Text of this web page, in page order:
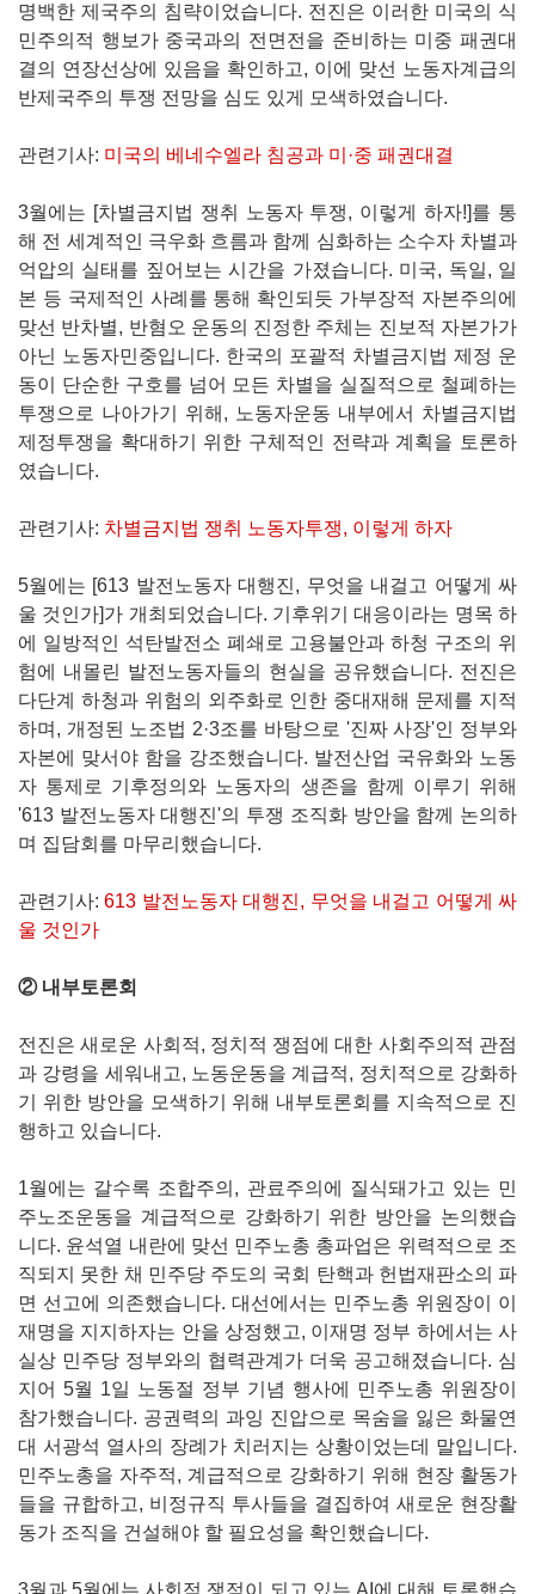
명백한 제국주의 침략이었습니다. 전진은 이러한 미국의 식
민주의적 행보가 중국과의 전면전을 준비하는 미중 패권대
결의 연장선상에 있음을 확인하고, 이에 맞선 노동자계급의
반제국주의 투쟁 전망을 심도 있게 모색하였습니다.
관련기사: 미국의 베네수엘라 침공과 미·중 패권대결
3월에는 [차별금지법 쟁취 노동자 투쟁, 이렇게 하자!]를 통
해 전 세계적인 극우화 흐름과 함께 심화하는 소수자 차별과
억압의 실태를 짚어보는 시간을 가졌습니다. 미국, 독일, 일
본 등 국제적인 사례를 통해 확인되듯 가부장적 자본주의에
맞선 반차별, 반혐오 운동의 진정한 주체는 진보적 자본가가
아닌 노동자민중입니다. 한국의 포괄적 차별금지법 제정 운
동이 단순한 구호를 넘어 모든 차별을 실질적으로 철폐하는
투쟁으로 나아가기 위해, 노동자운동 내부에서 차별금지법
제정투쟁을 확대하기 위한 구체적인 전략과 계획을 토론하
였습니다.
관련기사: 차별금지법 쟁취 노동자투쟁, 이렇게 하자
5월에는 [613 발전노동자 대행진, 무엇을 내걸고 어떻게 싸
울 것인가]가 개최되었습니다. 기후위기 대응이라는 명목 하
에 일방적인 석탄발전소 폐쇄로 고용불안과 하청 구조의 위
험에 내몰린 발전노동자들의 현실을 공유했습니다. 전진은
다단계 하청과 위험의 외주화로 인한 중대재해 문제를 지적
하며, 개정된 노조법 2·3조를 바탕으로 '진짜 사장'인 정부와
자본에 맞서야 함을 강조했습니다. 발전산업 국유화와 노동
자 통제로 기후정의와 노동자의 생존을 함께 이루기 위해
'613 발전노동자 대행진'의 투쟁 조직화 방안을 함께 논의하
며 집담회를 마무리했습니다.
관련기사:613 발전노동자 대행진, 무엇을 내걸고 어떻게 싸
울 것인가
② 내부토론회
전진은 새로운 사회적, 정치적 쟁점에 대한 사회주의적 관점
과 강령을 세워내고, 노동운동을 계급적, 정치적으로 강화하
기 위한 방안을 모색하기 위해 내부토론회를 지속적으로 진
행하고 있습니다.
1월에는 갈수록 조합주의, 관료주의에 질식돼가고 있는 민
주노조운동을 계급적으로 강화하기 위한 방안을 논의했습
니다. 윤석열 내란에 맞선 민주노총 총파업은 위력적으로 조
직되지 못한 채 민주당 주도의 국회 탄핵과 헌법재판소의 파
면 선고에 의존했습니다. 대선에서는 민주노총 위원장이 이
재명을 지지하자는 안을 상정했고, 이재명 정부 하에서는 사
실상 민주당 정부와의 협력관계가 더욱 공고해졌습니다. 심
지어 5월 1일 노동절 정부 기념 행사에 민주노총 위원장이
참가했습니다. 공권력의 과잉 진압으로 목숨을 잃은 화물연
대 서광석 열사의 장례가 치러지는 상황이었는데 말입니다.
민주노총을 자주적, 계급적으로 강화하기 위해 현장 활동가
들을 규합하고, 비정규직 투사들을 결집하여 새로운 현장활
동가 조직을 건설해야 할 필요성을 확인했습니다.